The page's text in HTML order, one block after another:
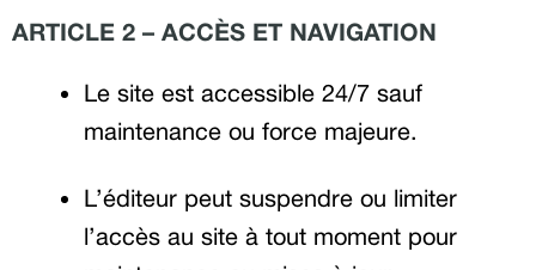
ARTICLE 2 – ACCÈS ET NAVIGATION
Le site est accessible 24/7 sauf
maintenance ou force majeure.
L’éditeur peut suspendre ou limiter
l’accès au site à tout moment pour